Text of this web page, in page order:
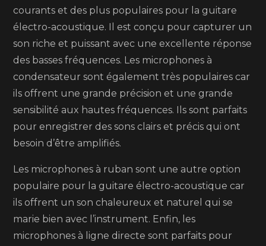
courants et des plus populaires pour la guitare
électro-acoustique. Il est conçu pour capturer un
son riche et puissant avec une excellente réponse
des basses fréquences. Les microphones à
condensateur sont également très populaires car
ils offrent une grande précision et une grande
sensibilité aux hautes fréquences. Ils sont parfaits
pour enregistrer des sons clairs et précis qui ont
besoin d’être amplifiés.
Les microphones à ruban sont une autre option
populaire pour la guitare électro-acoustique car
ils offrent un son chaleureux et naturel qui se
marie bien avec l’instrument. Enfin, les
microphones à ligne directe sont parfaits pour